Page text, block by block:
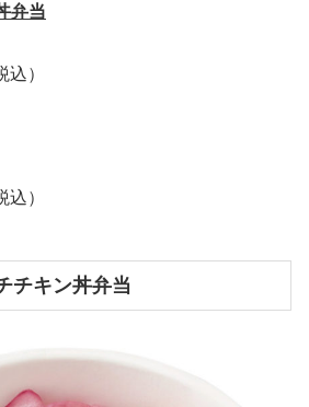
弁当
）
）
チキン丼弁当